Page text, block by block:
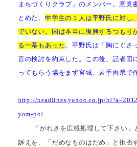
まちづくりクラブ」のメンバー。 意見
とめた。 中学生の１人は平野氏に対し
でいない。国は本当に復興するつもり
る一幕もあった。平野氏は「胸にぐさ
言の検討を約束した。 この後、記者団
ってもらう場をまず宮城、岩手両県で
http://headlines.yahoo.co.jp/
yom-pol
「がれきを広域処理して下さい」
訴えを、「だめなものはだめ」と拒否